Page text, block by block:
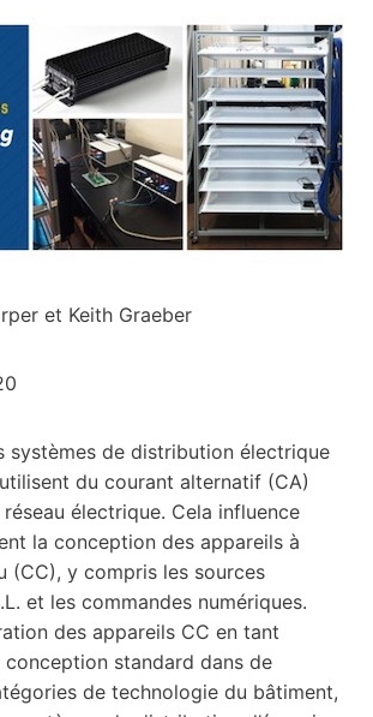
et Keith Graeber
systèmes de distribution électrique
du courant alternatif (CA)
réseau électrique. Cela influence
la conception des appareils à
(CC), y compris les sources
et les commandes numériques.
des appareils CC en tant
conception standard dans de
de technologie du bâtiment,